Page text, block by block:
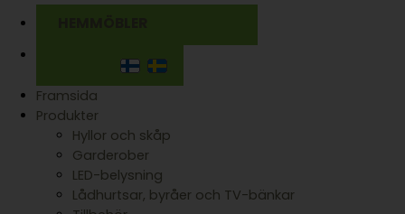
Framsida
Produkter
Hyllor och skåp
Garderober
LED-belysning
Lådhurtsar, byråer och TV-bänkar